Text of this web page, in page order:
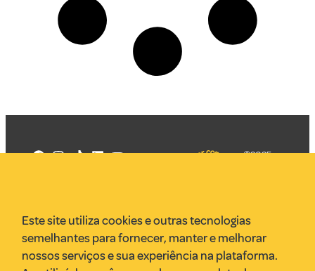
VR Assessoria
Parcerias
Envie uma pauta
©2025
Este site utiliza cookies e outras tecnologias
semelhantes para fornecer, manter e melhorar
nossos serviços e sua experiência na plataforma.